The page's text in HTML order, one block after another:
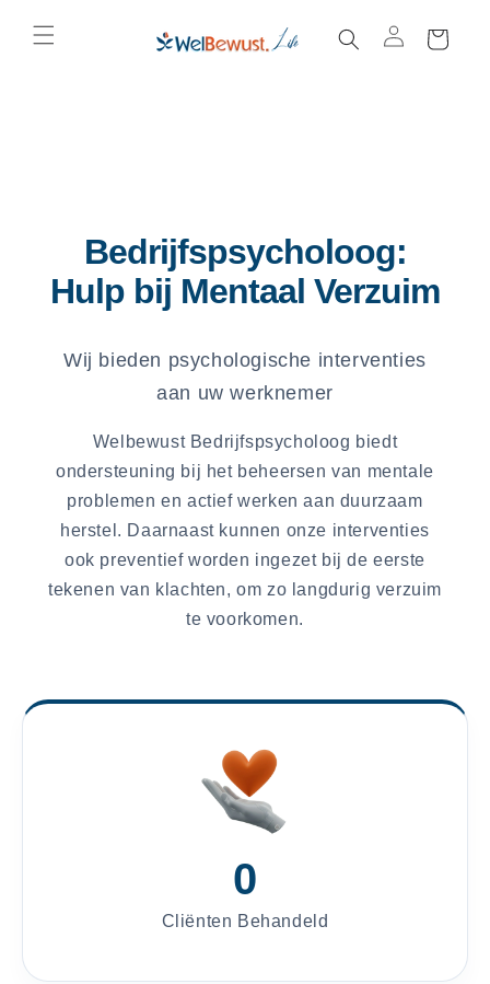
容
物
Bedrijfspsycholoog:
Hulp bij Mentaal Verzuim
Wij bieden psychologische interventies
aan uw werknemer
Welbewust Bedrijfspsycholoog biedt
ondersteuning bij het beheersen van mentale
problemen en actief werken aan duurzaam
herstel. Daarnaast kunnen onze interventies
ook preventief worden ingezet bij de eerste
tekenen van klachten, om zo langdurig verzuim
te voorkomen.
0
Cliënten Behandeld